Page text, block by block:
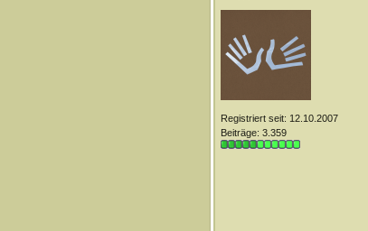
Registriert seit: 12.10.2007
Beiträge: 3.359